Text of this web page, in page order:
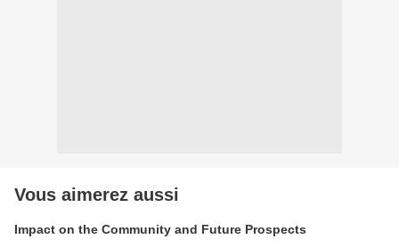
Vous aimerez aussi
Impact on the Community and Future Prospects